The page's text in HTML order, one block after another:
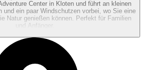
Center in Kloten und führt an kleinen
und ein paar Windschutzen vorbei, wo Sie eine
Natur genießen können. Perfekt für Familien
und Anfänger.